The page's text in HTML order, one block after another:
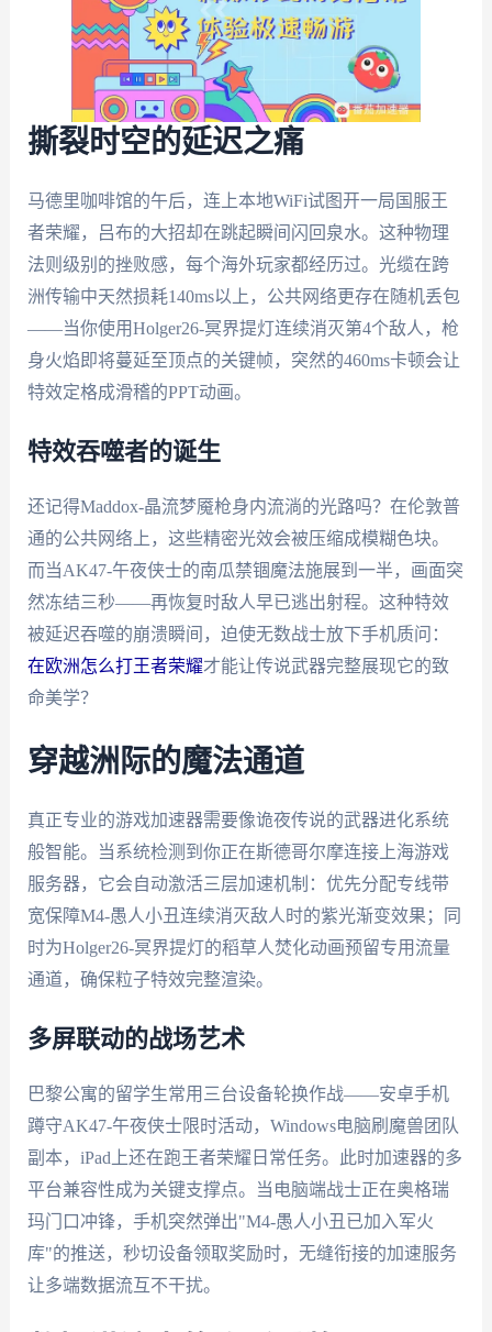
撕裂时空的延迟之痛
马德里咖啡馆的午后，连上本地WiFi试图开一局国服王
者荣耀，吕布的大招却在跳起瞬间闪回泉水。这种物理
法则级别的挫败感，每个海外玩家都经历过。光缆在跨
洲传输中天然损耗140ms以上，公共网络更存在随机丢包
——当你使用Holger26-冥界提灯连续消灭第4个敌人，枪
身火焰即将蔓延至顶点的关键帧，突然的460ms卡顿会让
特效定格成滑稽的PPT动画。
特效吞噬者的诞生
还记得Maddox-晶流梦魇枪身内流淌的光路吗？在伦敦普
通的公共网络上，这些精密光效会被压缩成模糊色块。
而当AK47-午夜侠士的南瓜禁锢魔法施展到一半，画面突
然冻结三秒——再恢复时敌人早已逃出射程。这种特效
被延迟吞噬的崩溃瞬间，迫使无数战士放下手机质问：
在欧洲怎么打王者荣耀才能让传说武器完整展现它的致
命美学？
穿越洲际的魔法通道
真正专业的游戏加速器需要像诡夜传说的武器进化系统
般智能。当系统检测到你正在斯德哥尔摩连接上海游戏
服务器，它会自动激活三层加速机制：优先分配专线带
宽保障M4-愚人小丑连续消灭敌人时的紫光渐变效果；同
时为Holger26-冥界提灯的稻草人焚化动画预留专用流量
通道，确保粒子特效完整渲染。
多屏联动的战场艺术
巴黎公寓的留学生常用三台设备轮换作战——安卓手机
蹲守AK47-午夜侠士限时活动，Windows电脑刷魔兽团队
副本，iPad上还在跑王者荣耀日常任务。此时加速器的多
平台兼容性成为关键支撑点。当电脑端战士正在奥格瑞
玛门口冲锋，手机突然弹出"M4-愚人小丑已加入军火
库"的推送，秒切设备领取奖励时，无缝衔接的加速服务
让多端数据流互不干扰。